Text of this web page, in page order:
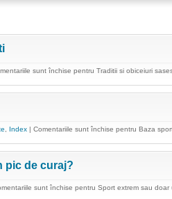
sunt închise pentru Traditii si obiceiuri
Index | Comentariile sunt închise pentru Baza
pic de curaj?
sunt închise pentru Sport extrem sau doar